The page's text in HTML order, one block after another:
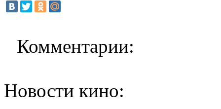
Комментарии:
Новости кино: